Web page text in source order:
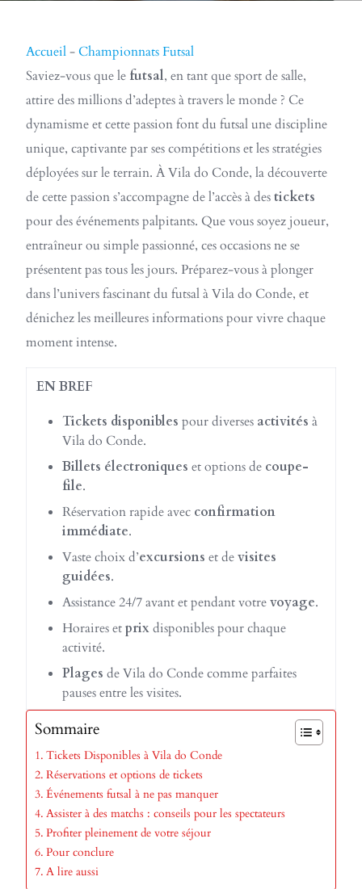
Accueil-Championnats Futsal
Saviez-vous que le futsal, en tant que sport de salle,
attire des millions d’adeptes à travers le monde ? Ce
dynamisme et cette passion font du futsal une discipline
unique, captivante par ses compétitions et les stratégies
déployées sur le terrain. À Vila do Conde, la découverte
de cette passion s’accompagne de l’accès à destickets
pour des événements palpitants. Que vous soyez joueur,
entraîneur ou simple passionné, ces occasions ne se
présentent pas tous les jours. Préparez-vous à plonger
dans l’univers fascinant du futsal à Vila do Conde, et
dénichez les meilleures informations pour vivre chaque
moment intense.
EN BREF
Tickets disponibles pour diverses activités à
Vila do Conde.
Billets électroniques et options de coupe-
file.
Réservation rapide avec confirmation
immédiate.
Vaste choix d’excursions et devisites
guidées.
Assistance 24/7 avant et pendant votrevoyage.
Horaires etprixdisponibles pour chaque
activité.
Plages de Vila do Conde comme parfaites
pauses entre les visites.
Sommaire
Tickets Disponibles à Vila do Conde
Réservations et options de tickets
Événements futsal à ne pas manquer
Assister à des matchs : conseils pour les spectateurs
Profiter pleinement de votre séjour
Pour conclure
A lire aussi